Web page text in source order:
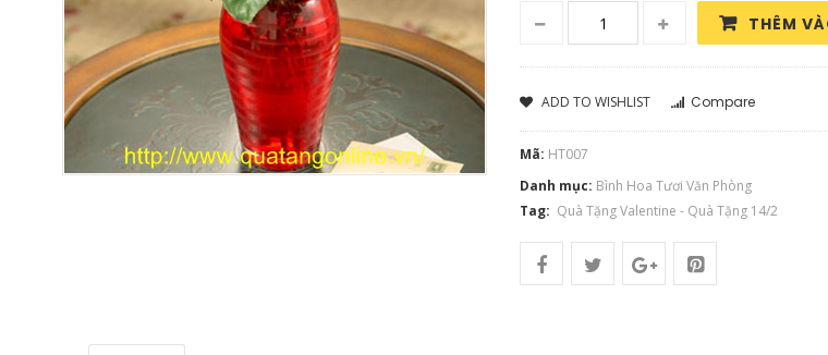
THÊM
ADD TO WISHLIST Compare
Mã: HT007
Danh mục: Bình Hoa Tươi Văn Phòng
Tag: Quà Tặng Valentine - Quà Tặng 14/2